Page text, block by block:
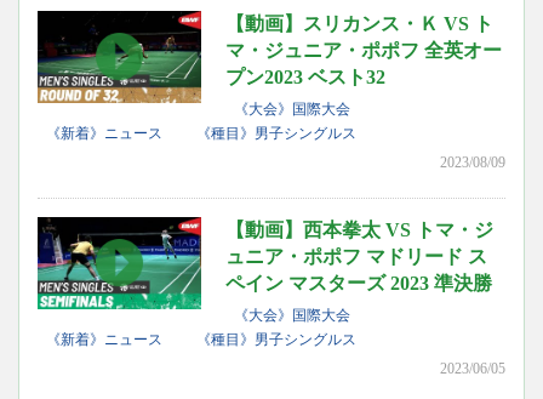
【動画】スリカンス・Ｋ VS ト
マ・ジュニア・ポポフ 全英オー
プン2023 ベスト32
《大会》国際大会
《新着》ニュース
《種目》男子シングルス
2023/08/09
【動画】西本拳太 VS トマ・ジ
ュニア・ポポフ マドリード ス
ペイン マスターズ 2023 準決勝
《大会》国際大会
《新着》ニュース
《種目》男子シングルス
2023/06/05